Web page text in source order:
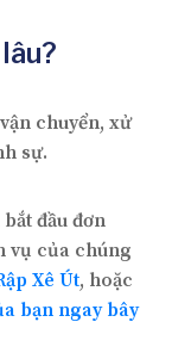
chuyển, xử
sự.
đầu đơn
vụ của chúng
Xê Út, hoặc
bạn ngay bây